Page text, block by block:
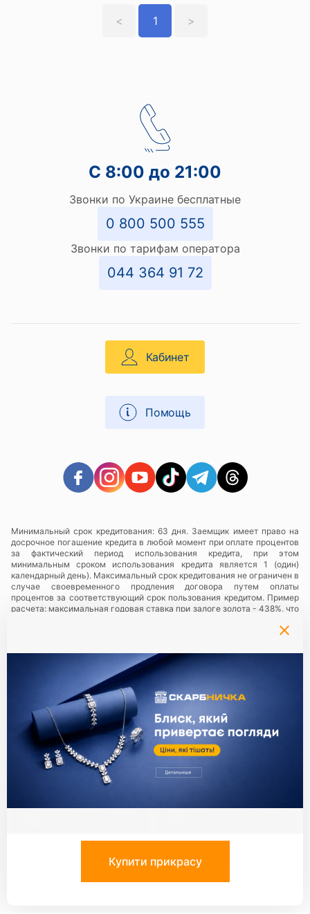
< 1 >
С 8:00 до 21:00
Звонки по Украине бесплатные
0 800 500 555
Звонки по тарифам оператора
044 364 91 72
Кабинет
Помощь
Минимальный срок кредитования: 63 дня. Заемщик имеет право на
досрочное погашение кредита в любой момент при оплате процентов
за фактический период использования кредита, при этом
минимальным сроком использования кредита является 1 (один)
календарный день). Максимальный срок кредитования не ограничен в
случае своевременного продления договора путем оплаты
процентов за соответствующий срок пользования кредитом. Пример
расчета: максимальная годовая ставка при залоге золота - 438%, что
грн., плата за пользование кредитом - 1,3% в день, составляющий 13
необходимо будет заплатить сумму в размере 819 грн.
Услуги предоставляются в сети ломбардов «Скарбниця ТМ»
юридические лица и их обособленные подразделения,
предоставляющие ломбардные услуги с использованием торговой
марки (знака для товаров и услуг) «Скарбниця ТМ»..
конфиденциальности.
Партнери:
Единый ключ ко всем сервисам
Приложение Скарбниця Приложение Скарбниця
Все права защищены ©Ломбард«Скарбниця»